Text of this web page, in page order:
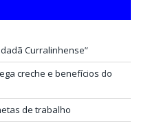
Curralinhense”
creche e benefícios do
de trabalho